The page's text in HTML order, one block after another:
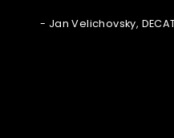
- Jan Velichovsky,